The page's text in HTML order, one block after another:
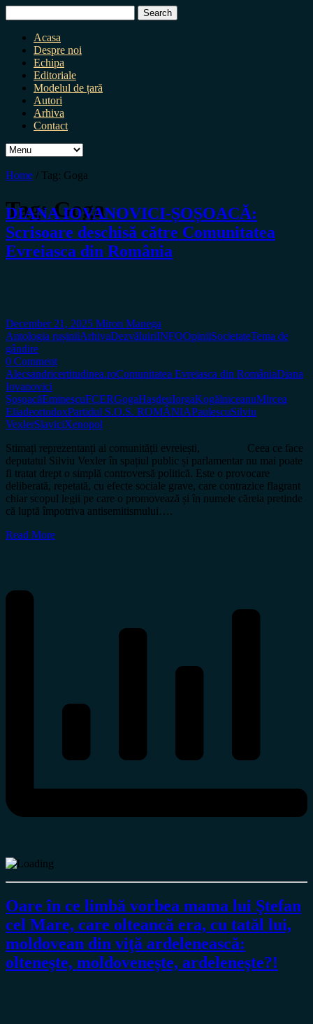
for:
Acasa
Despre noi
Echipa
Editoriale
Modelul de țară
Autori
Arhiva
Contact
Home / Tag: Goga
Tag:Goga
DIANA IOVANOVICI-ȘOȘOACĂ:
Scrisoare deschisă către Comunitatea
Evreiasca din România
December 21, 2025 Miron Manega
Antologia rușiniiArhivaDezvăluiriINFOOpiniiSocietateTema de
gândire
0 Comment
Alecsandricertitudinea.roComunitatea Evreiasca din RomâniaDiana
Iovanovici
ȘoșoacăEminescuFCERGogaHașdeuIorgaKogălniceanuMircea
EliadeortodoxPartidul S.O.S. ROMÂNIAPaulescuSilviu
VexlerSlaviciXenopol
Stimați reprezentanți ai comunității evreiești, Ceea ce face
deputatul Silviu Vexler în spațiul public și parlamentar nu mai poate
fi tratat drept o simplă controversă politică. Este o provocare
deliberată, repetată, cu efecte sociale grave, care contrazice flagrant
chiar scopul legii pe care o promovează și în numele căreia pretinde
că luptă împotriva antisemitismului….
Read More
Oare în ce limbă vorbea mama lui Ştefan
cel Mare, care olteancă era, cu tatăl lui,
moldovean din viţă ardelenească:
olteneşte, moldoveneşte, ardeleneşte?!